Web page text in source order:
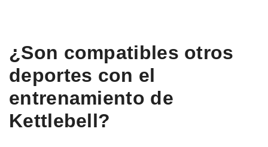
¿Son compatibles otros
deportes con el
entrenamiento de
Kettlebell?